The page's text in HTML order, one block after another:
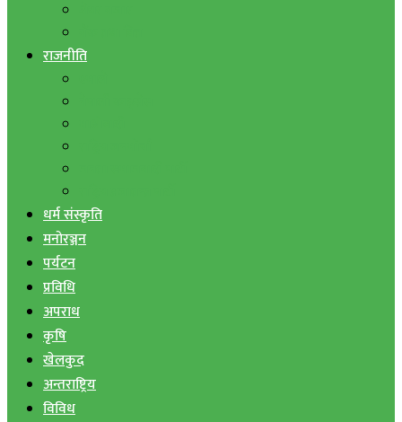
राजनीति
धर्म संस्कृति
मनोरञ्जन
पर्यटन
प्रविधि
अपराध
कृषि
खेलकुद
अन्तराष्ट्रिय
विविध